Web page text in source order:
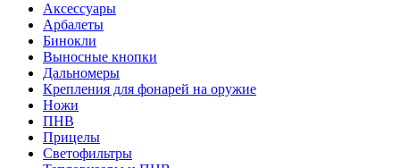
Аксессуары
Арбалеты
Бинокли
Выносные кнопки
Дальномеры
Крепления для фонарей на оружие
Ножи
ПНВ
Прицелы
Светофильтры